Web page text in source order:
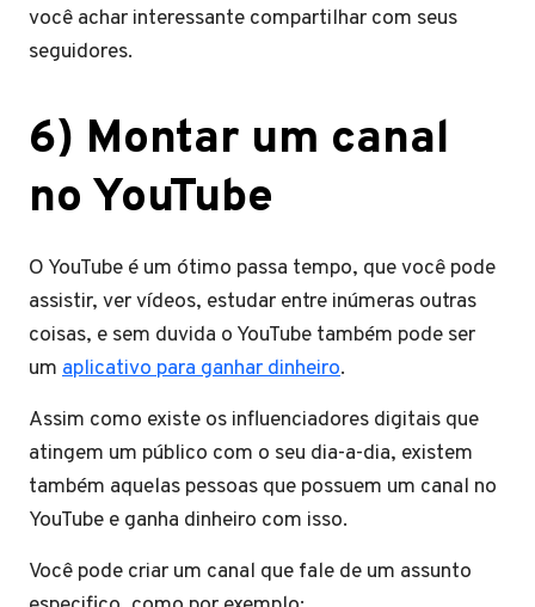
você achar interessante compartilhar com seus
seguidores.
6) Montar um canal
no YouTube
O YouTube é um ótimo passa tempo, que você pode
assistir, ver vídeos, estudar entre inúmeras outras
coisas, e sem duvida o YouTube também pode ser
um aplicativo para ganhar dinheiro.
Assim como existe os influenciadores digitais que
atingem um público com o seu dia-a-dia, existem
também aquelas pessoas que possuem um canal no
YouTube e ganha dinheiro com isso.
Você pode criar um canal que fale de um assunto